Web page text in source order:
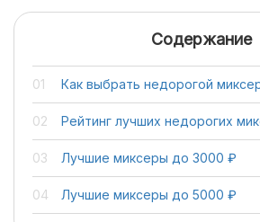
Содержание
Как выбрать недорогой
Рейтинг лучших недорогих
Лучшие миксеры до 3000 ₽
Лучшие миксеры до 5000 ₽